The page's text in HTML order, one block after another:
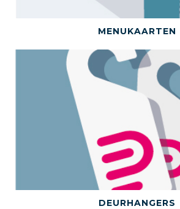
BEKIJK DIT PRODUCT
MENUKAARTEN
BEKIJK DIT PRODUCT
DEURHANGERS